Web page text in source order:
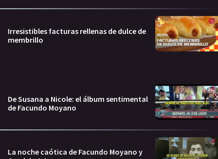
Irresistibles facturas rellenas de dulce de
membrillo
De Susana a Nicole: el álbum sentimental
de Facundo Moyano
La noche caótica de Facundo Moyano y